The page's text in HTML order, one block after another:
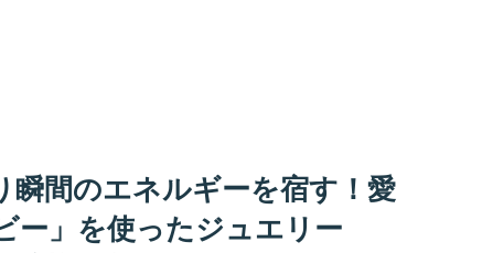
瞬間のエネルギーを宿す！愛
ー」を使ったジュエリー